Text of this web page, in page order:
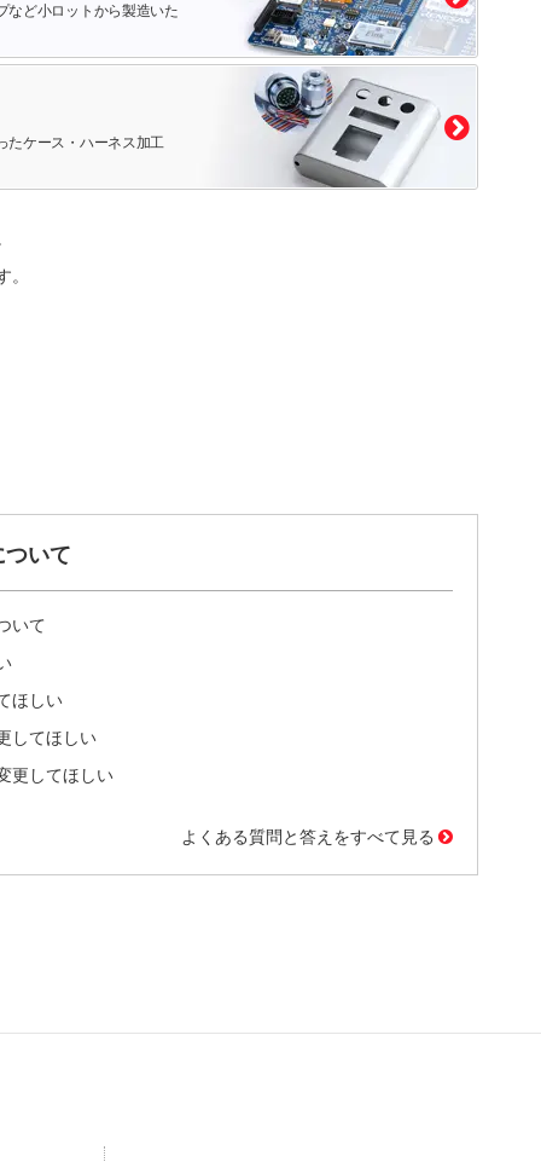
など小ロットから製造いた
たケース・ハーネス加工
いて
いて
ほしい
してほしい
更してほしい
よくある質問と答えをすべて見る